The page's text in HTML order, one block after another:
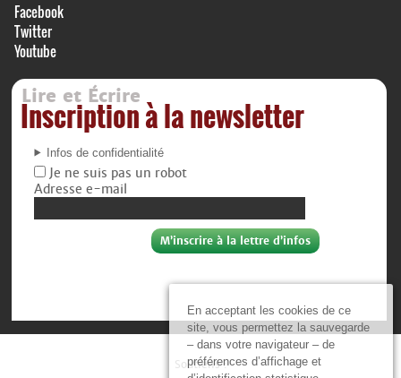
En acceptant les cookies de ce
site, vous permettez la sauvegarde
– dans votre navigateur – de
préférences d’affichage et
Facebook
Twitter
Youtube
Lire et Écrire
Inscription à la newsletter
Infos de confidentialité
Je ne suis pas un robot
Adresse e-mail
Soutiens :